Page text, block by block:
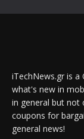
iTechNews.gr is
what's new in
in general but not
coupons for
general news!